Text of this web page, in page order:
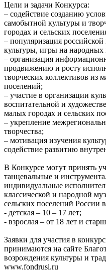
Цели и задачи Конкурса:
– содействие созданию
самобытной культуры и
городах и сельских
– популяризация
культуры, игры на народных
– организация
продвижению и росту
творческих коллективов из
поселений;
– участие в организации
воспитательной и
малых городах и сельских
– укрепление
творчества;
– мотивация изучения
содействие развитию
В Конкурсе могут принять
танцевальные и
индивидуальные
классической и народной
сельских поселений России
- детская – 10 – 17 лет;
- взрослая – от 18 лет и
Заявки для участия в
принимаются на сайте
возрождения культуры и
www.fondrusi.ru